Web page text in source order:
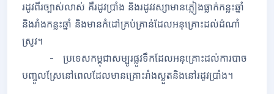
រដូវពីរច្បាស់លាស់ គឺរដូវប្រាំង និងរដូវវស្សាមានភ្លៀងធ្លាក់កន្លះឆ្នាំ
និងរាំងកន្លះឆ្នាំ និងមានកំដៅគ្រប់គ្រាន់ដែលអនុគ្រោះដល់ដំណាំ
ស្រូវ។
- ប្រទេសកម្ពុជាសម្បូរផ្លូវទឹកដែលអនុគ្រោះដល់ការបាច
បញ្ចូលស្រែនៅពេលដែលមានគ្រោះរាំងស្ងួត​និងនៅរដូវប្រាំង។